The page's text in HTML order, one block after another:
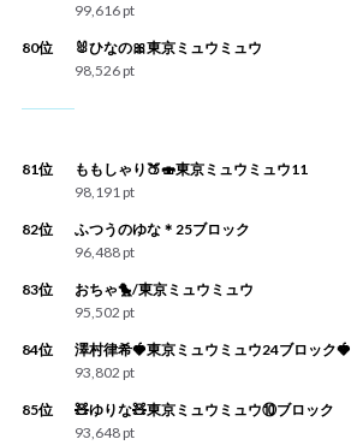
99,616 pt
80位
🐰ひなの🎀東京ミュウミュウ
98,526 pt
81位
ももしゃり🍑🍣東京ミュウミュウ11
98,191 pt
82位
ふつうのゆな＊25ブロック
96,488 pt
83位
おちゃ🐤/東京ミュウミュウ
95,502 pt
84位
澤村律希🍓東京ミュウミュウ24ブロック🍓
93,802 pt
85位
🧸ゆりな🧸東京ミュウミュウ⑩ブロック
93,648 pt